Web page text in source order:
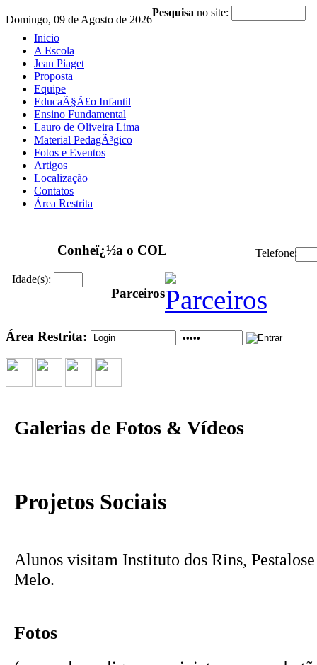
Domingo, 09 de Agosto de 2026
Pesquisa no site:
Inicio
A Escola
Jean Piaget
Proposta
Equipe
EducaÃ§Ã£o Infantil
Ensino Fundamental
Lauro de Oliveira Lima
Material PedagÃ³gico
Fotos e Eventos
Artigos
Localização
Contatos
Área Restrita
Conheï¿½a o COL Telefone:
Idade(s):
Parceiros
Área Restrita:
Galerias de Fotos & Vídeos
Projetos Sociais
Alunos visitam Instituto dos Rins,
Melo.
Fotos